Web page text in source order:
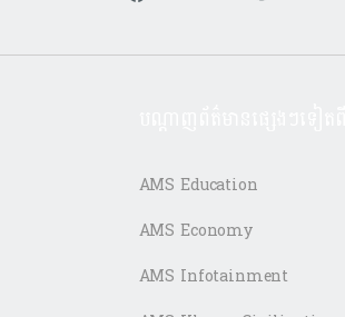
AMS Education
AMS Economy
AMS Infotainment